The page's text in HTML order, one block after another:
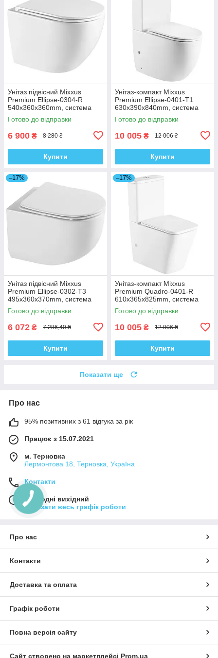
Унітаз підвісний Mixxus
Premium Ellipse-0304-R
540x360x360mm, система
змиву Rimless (MP6466)
Готово до відправки
6 900 ₴ 8 280 ₴
Купити
Унітаз-компакт Mixxus
Premium Ellipse-0401-T1
630x390x840mm, система
змиву TORNADO 1.0
(MP6467)
Готово до відправки
10 005 ₴ 12 006 ₴
Купити
–17%
Унітаз підвісний Mixxus
Premium Ellipse-0302-T3
495x360x370mm, система
змиву Tornado 3.0 (MP6462)
Готово до відправки
6 072 ₴ 7 286,40 ₴
Купити
–17%
Унітаз-компакт Mixxus
Premium Quadro-0401-R
610x365x825mm, система
змиву RIMLESS (MP6457)
Готово до відправки
10 005 ₴ 12 006 ₴
Купити
Показати ще
Про нас
95% позитивних з 61 відгука за рік
Працює з 15.07.2021
м. Терновка
Лермонтова 18, Терновка, Україна
Контакти
Сьогодні вихідний
Показати весь графік роботи
Про нас
Контакти
Доставка та оплата
Графік роботи
Повна версія сайту
Сайт створено на маркетплейсі Prom.ua